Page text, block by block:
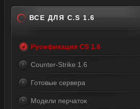
ВСЕ ДЛЯ C.S 1.6
Русификация CS 1.6
Counter-Strike 1.6
Готовые сервера
Модели перчаток